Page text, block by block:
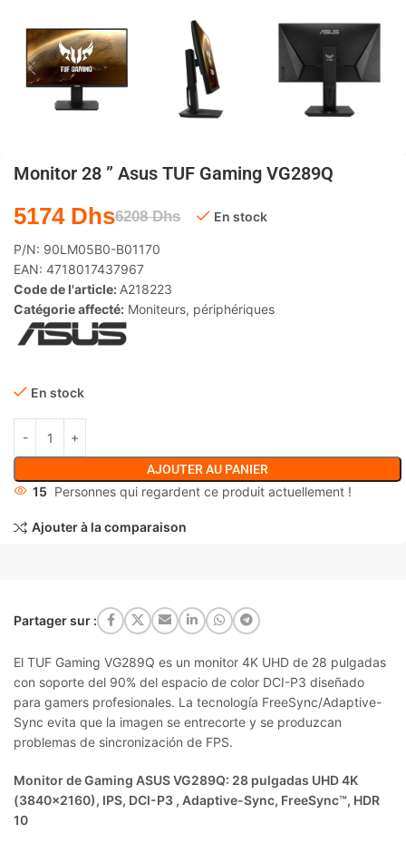
Monitor 28 ” Asus TUF Gaming VG289Q
6208Dhs
5174 Dhs En stock
P/N: 90LM05B0-B01170
EAN: 4718017437967
Code de l'article: A218223
Catégorie affecté: Moniteurs, périphériques
En stock
AJOUTER AU PANIER
15 Personnes qui regardent ce produit actuellement !
Ajouter à la comparaison
Partager sur :
El TUF Gaming VG289Q es un monitor 4K UHD de 28 pulgadas
con soporte del 90% del espacio de color DCI-P3 diseñado
para gamers profesionales. La tecnología FreeSync/Adaptive-
Sync evita que la imagen se entrecorte y se produzcan
problemas de sincronización de FPS.
Monitor de Gaming ASUS VG289Q: 28 pulgadas UHD 4K
(3840×2160), IPS, DCI-P3 , Adaptive-Sync, FreeSync™, HDR
10